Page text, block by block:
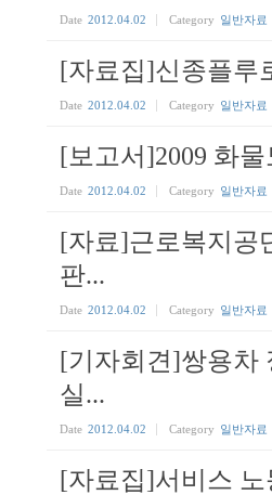
Date 2012.04.02 Category 일반자료
[자료집]신종플루
Date 2012.04.02 Category 일반자료
[보고서]2009 화
Date 2012.04.02 Category 일반자료
[자료]근로복지공
판...
Date 2012.04.02 Category 일반자료
[기자회견]쌍용차
실...
Date 2012.04.02 Category 일반자료
[자료집]서비스